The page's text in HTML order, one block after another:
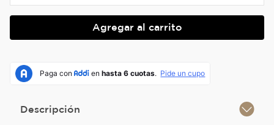
Agregar al carrito
Descripción